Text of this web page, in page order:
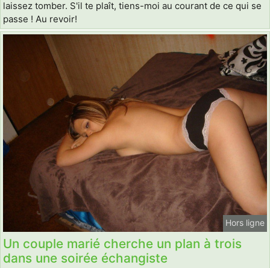
laissez tomber. S'il te plaît, tiens-moi au courant de ce qui se
passe ! Au revoir!
Hors ligne
Un couple marié cherche un plan à trois
dans une soirée échangiste